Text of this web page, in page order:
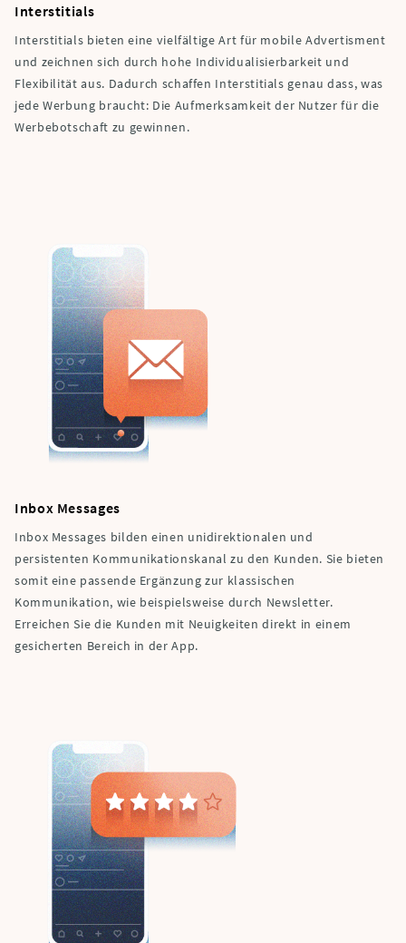
Interstitials
Interstitials bieten eine vielfältige Art für mobile Advertisment
und zeichnen sich durch hohe Individualisierbarkeit und
Flexibilität aus. Dadurch schaffen Interstitials genau dass, was
jede Werbung braucht: Die Aufmerksamkeit der Nutzer für die
Werbebotschaft zu gewinnen.
Inbox Messages
Inbox Messages bilden einen unidirektionalen und
persistenten Kommunikationskanal zu den Kunden. Sie bieten
somit eine passende Ergänzung zur klassischen
Kommunikation, wie beispielsweise durch Newsletter.
Erreichen Sie die Kunden mit Neuigkeiten direkt in einem
gesicherten Bereich in der App.